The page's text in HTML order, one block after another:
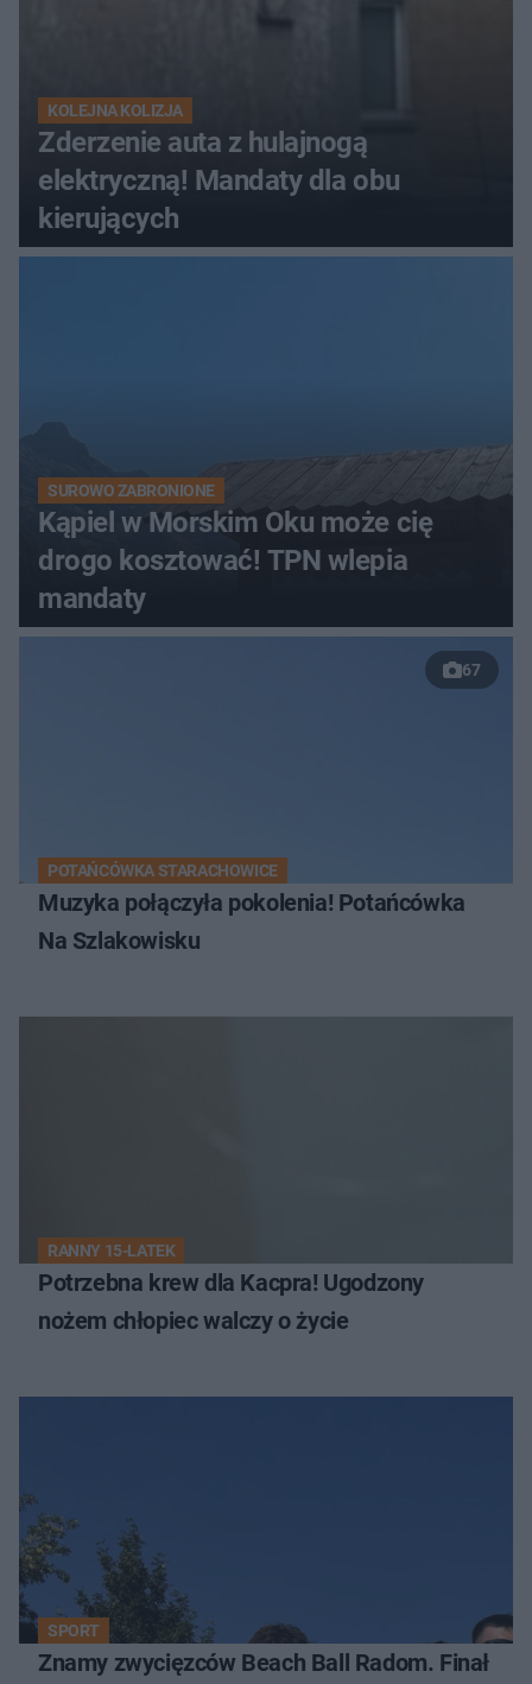
KOLEJNA KOLIZJA
Zderzenie auta z hulajnogą
elektryczną! Mandaty dla obu
kierujących
SUROWO ZABRONIONE
Kąpiel w Morskim Oku może cię
drogo kosztować! TPN wlepia
mandaty
67
POTAŃCÓWKA STARACHOWICE
Muzyka połączyła pokolenia! Potańcówka
Na Szlakowisku
RANNY 15-LATEK
Potrzebna krew dla Kacpra! Ugodzony
nożem chłopiec walczy o życie
SPORT
Znamy zwycięzców Beach Ball Radom. Finał